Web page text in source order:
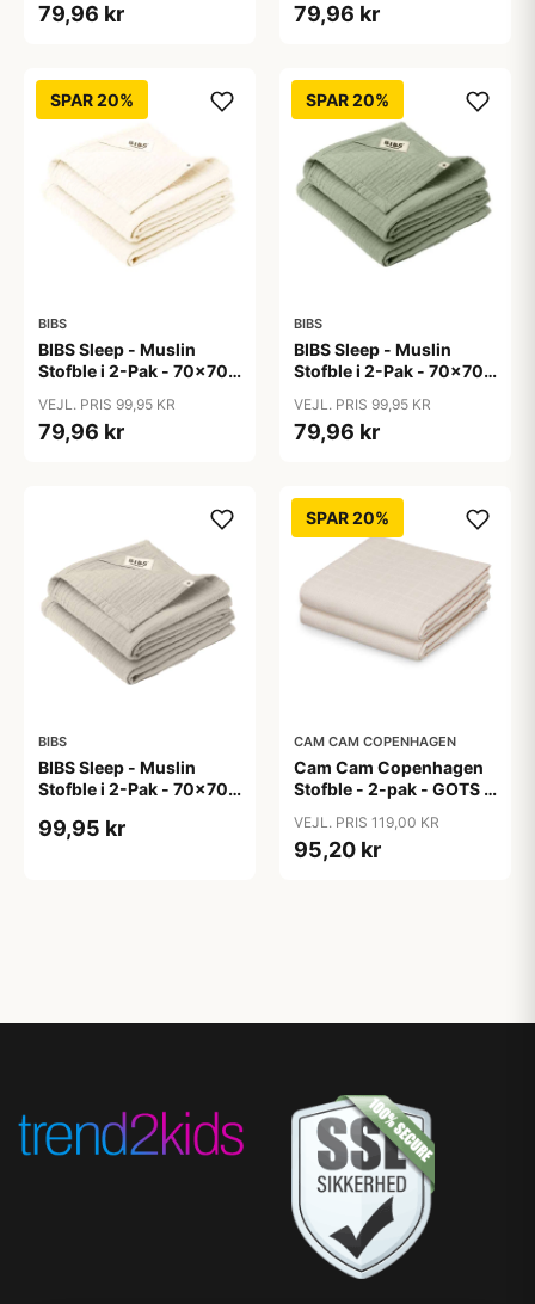
79,96 kr 79,96 kr
SPAR 20%
BIBS
BIBS Sleep - Muslin
Stofble i 2-Pak - 70x70
VEJL. PRIS 99,95 KR
79,96 kr
SPAR 20%
BIBS
BIBS Sleep - Muslin
Stofble i 2-Pak - 70x70
VEJL. PRIS 99,95 KR
79,96 kr
BIBS
BIBS Sleep - Muslin
Stofble i 2-Pak - 70x70
99,95 kr
SPAR 20%
CAM CAM COPENHAGEN
Cam Cam Copenhagen
Stofble - 2-pak - GOTS -
VEJL. PRIS 119,00 KR
95,20 kr